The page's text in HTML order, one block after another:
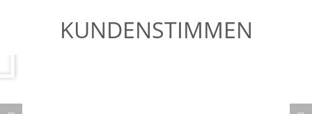
KUNDENSTIMMEN